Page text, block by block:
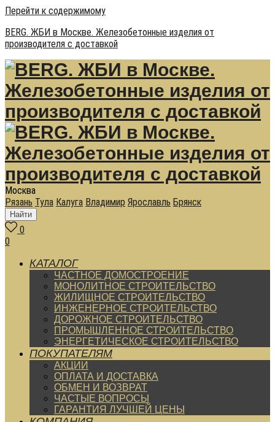
Перейти к содержимому
BERG. ЖБИ в Москве. Железобетонные изделия от
производителя с доставкой
Москва
Рязань Тула Калуга Владимир Ярославль Брянск
Найти
0
0
КАТАЛОГ
ЧАСТНОЕ ДОМОСТРОЕНИЕ
МОНОЛИТНОЕ СТРОИТЕЛЬСТВО
ЖИЛИЩНОЕ СТРОИТЕЛЬСТВО
ИНЖЕНЕРНОЕ СТРОИТЕЛЬСТВО
ДОРОЖНОЕ СТРОИТЕЛЬСТВО
ПРОМЫШЛЕННОЕ СТРОИТЕЛЬСТВО
ЭНЕРГЕТИЧЕСКОЕ СТРОИТЕЛЬСТВО
ПОКУПАТЕЛЯМ
АКЦИИ
ОПЛАТА И ДОСТАВКА
ОБМЕН И ВОЗВРАТ
ЧАСТЫЕ ВОПРОСЫ
ГАРАНТИЯ ЛУЧШЕЙ ЦЕНЫ